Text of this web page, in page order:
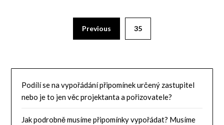
Previous 35
Podílí se na vypořádání připomínek určený zastupitel
nebo je to jen věc projektanta a pořizovatele?
Jak podrobně musíme připomínky vypořádat? Musíme